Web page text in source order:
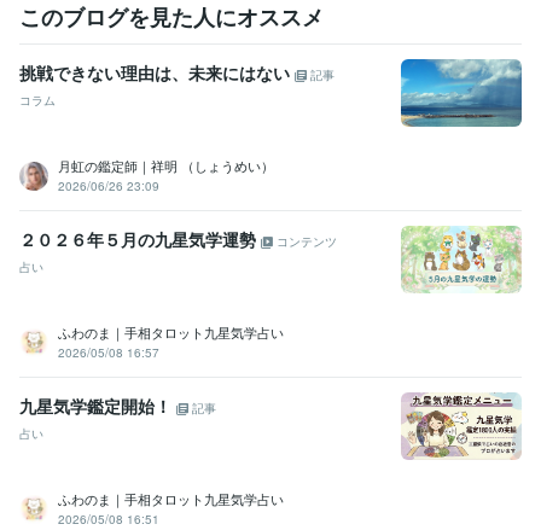
このブログを見た人にオススメ
挑戦できない理由は、未来にはない
記事
コラム
月虹の鑑定師｜祥明 （しょうめい）
2026/06/26 23:09
２０２６年５月の九星気学運勢
コンテンツ
占い
ふわのま｜手相タロット九星気学占い
2026/05/08 16:57
九星気学鑑定開始！
記事
占い
ふわのま｜手相タロット九星気学占い
2026/05/08 16:51